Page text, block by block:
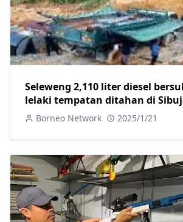
Seleweng 2,110 liter diesel
lelaki tempatan ditahan di
Borneo Network 2025/1/21